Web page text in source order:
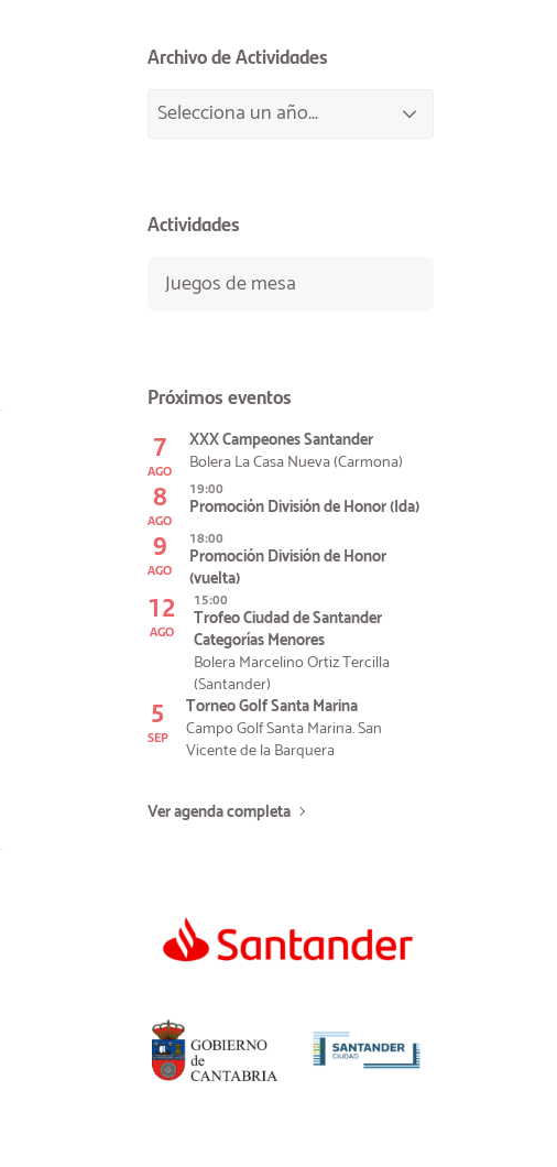
Archivo de Actividades
Actividades
Juegos de mesa
Próximos eventos
7
AGO
XXX Campeones Santander
Bolera La Casa Nueva (Carmona)
8
AGO
19:00
Promoción División de Honor (Ida)
9
AGO
18:00
Promoción División de Honor
(vuelta)
12
AGO
15:00
Trofeo Ciudad de Santander
Categorías Menores
Bolera Marcelino Ortiz Tercilla
(Santander)
5
SEP
Torneo Golf Santa Marina
Campo Golf Santa Marina. San
Vicente de la Barquera
Ver agenda completa